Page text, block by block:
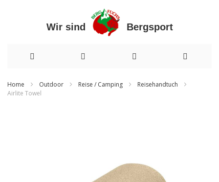
Wir sind Bergsport
zum
Home Outdoor Reise / Camping
Reisehandtuch
Airlite Towel